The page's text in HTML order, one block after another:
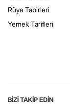
Rüya Tabirleri
Yemek Tarifleri
BİZİ TAKİP EDİN